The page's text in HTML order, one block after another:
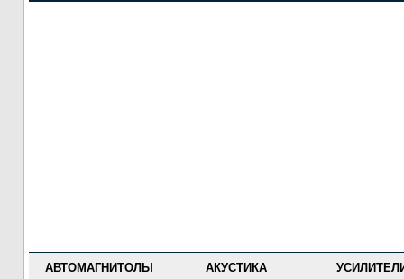
АВТОМАГНИТОЛЫ АКУСТИКА